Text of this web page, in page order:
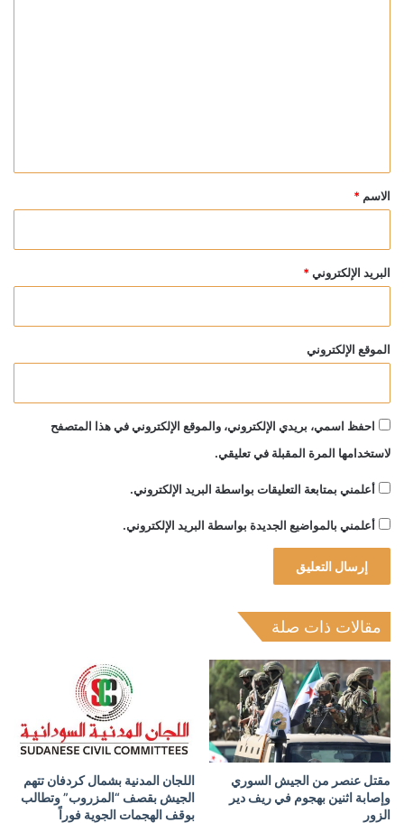
*
الاسم *
البريد الإلكتروني *
الموقع الإلكتروني
احفظ اسمي، بريدي الإلكتروني، والموقع الإلكتروني في هذا المتصفح
لاستخدامها المرة المقبلة في تعليقي.
أعلمني بمتابعة التعليقات بواسطة البريد الإلكتروني.
أعلمني بالمواضيع الجديدة بواسطة البريد الإلكتروني.
مقالات ذات صلة
مقتل عنصر من الجيش السوري
وإصابة اثنين بهجوم في ريف دير
الزور
اللجان المدنية بشمال كردفان تتهم
الجيش بقصف “المزروب” وتطالب
بوقف الهجمات الجوية فوراً